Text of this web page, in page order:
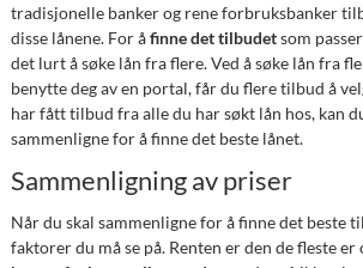
tradisjonelle banker og rene forbruksbanker
disse lånene. For åfinne det tilbudetsom
det lurt å søke lån fra flere. Ved å søke lån fra
benytte deg av en portal, får du flere tilbud å
har fått tilbud fra alle du har søkt lån hos, kan
sammenligne for å finne det beste lånet.
Sammenligning av priser
Når du skal sammenligne for å finne det beste
faktorer du må se på. Renten er den de fleste er